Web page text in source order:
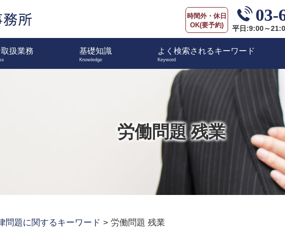
労働問題 残業
時間外・休日
OK(要予約)
03-
平日:9:00～
扱業務 基礎知識 よく検索されるキーワード
問題に関するキーワード > 労働問題 残業